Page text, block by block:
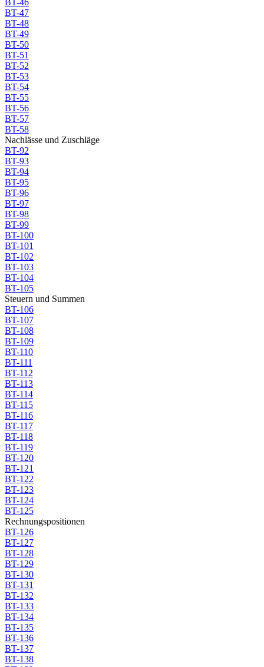
BT-46
BT-47
BT-48
BT-49
BT-50
BT-51
BT-52
BT-53
BT-54
BT-55
BT-56
BT-57
BT-58
Nachlässe und Zuschläge
BT-92
BT-93
BT-94
BT-95
BT-96
BT-97
BT-98
BT-99
BT-100
BT-101
BT-102
BT-103
BT-104
BT-105
Steuern und Summen
BT-106
BT-107
BT-108
BT-109
BT-110
BT-111
BT-112
BT-113
BT-114
BT-115
BT-116
BT-117
BT-118
BT-119
BT-120
BT-121
BT-122
BT-123
BT-124
BT-125
Rechnungspositionen
BT-126
BT-127
BT-128
BT-129
BT-130
BT-131
BT-132
BT-133
BT-134
BT-135
BT-136
BT-137
BT-138